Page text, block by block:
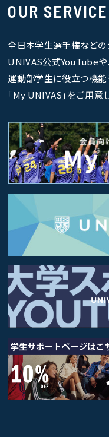
OUR SERVICE
全日本学生選手権など
UNIVAS公式YouTubeや
運動部学生に役立つ機
｢My UNIVAS｣をご用意